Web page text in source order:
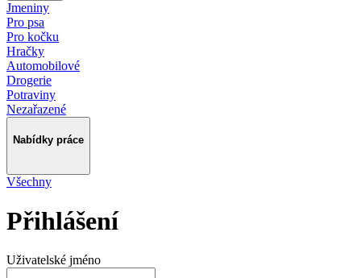
Jmeniny
Pro psa
Pro kočku
Hračky
Automobilové
Drogerie
Potraviny
Nezařazené
Nabídky práce
Všechny
Přihlášení
Uživatelské jméno